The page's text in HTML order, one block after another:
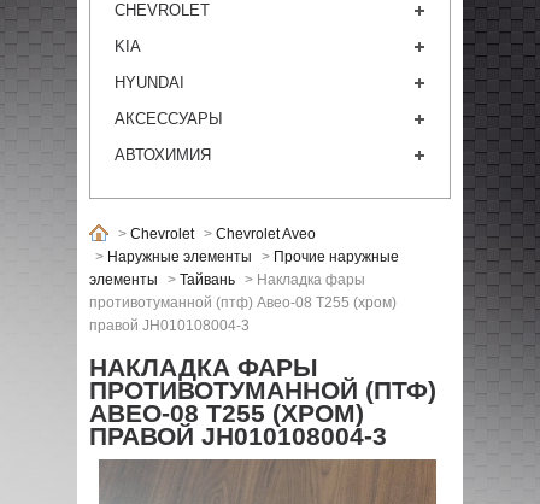
CHEVROLET
KIA
HYUNDAI
АКСЕССУАРЫ
АВТОХИМИЯ
> Chevrolet > Chevrolet Aveo
> Наружные элементы > Прочие наружные
элементы
> Тайвань > Накладка фары
противотуманной (птф) Авео-08 Т255 (хром)
правой JH010108004-3
НАКЛАДКА ФАРЫ
ПРОТИВОТУМАННОЙ (ПТФ)
АВЕО-08 Т255 (ХРОМ)
ПРАВОЙ JH010108004-3